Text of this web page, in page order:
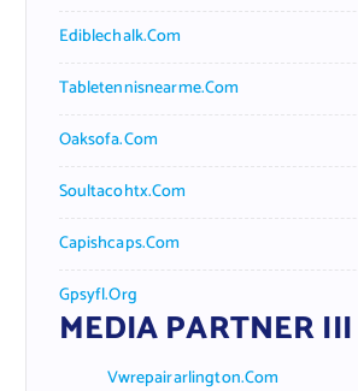
Ediblechalk.com
Tabletennisnearme.com
Oaksofa.com
Soultacohtx.com
Capishcaps.com
Gpsyfl.org
MEDIA PARTNER III
Vwrepairarlington.com